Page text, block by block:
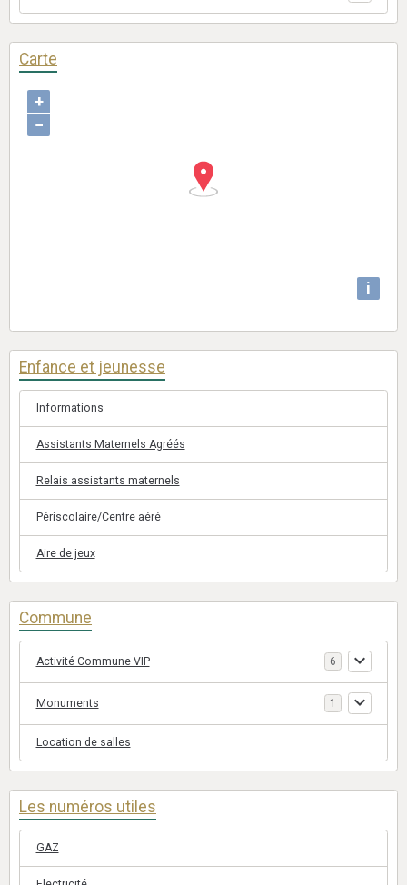
Carte
+
−
i
Enfance et jeunesse
Informations
Assistants Maternels Agréés
Relais assistants maternels
Périscolaire/Centre aéré
Aire de jeux
Commune
Activité Commune VIP 6
Monuments 1
Location de salles
Les numéros utiles
GAZ